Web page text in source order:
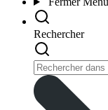
Rechercher